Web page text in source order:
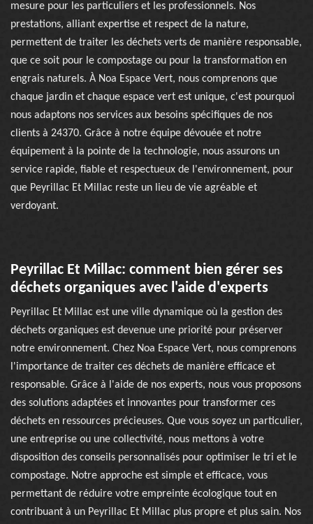
mesure pour les particuliers et les professionnels. Nos
prestations, alliant expertise et respect de la nature,
permettent de traiter les déchets verts de manière responsable,
que ce soit pour le compostage ou pour la transformation en
engrais naturels. À Noa Espace Vert, nous comprenons que
chaque jardin et chaque espace vert est unique, c'est pourquoi
nous adaptons nos services aux besoins spécifiques de nos
clients à 24370. Grâce à notre équipe dévouée et notre
équipement à la pointe de la technologie, nous assurons un
service rapide, fiable et respectueux de l'environnement, pour
que Peyrillac Et Millac reste un lieu de vie agréable et
verdoyant.
Peyrillac Et Millac: comment bien gérer ses
déchets organiques avec l'aide d'experts
Peyrillac Et Millac est une ville dynamique où la gestion des
déchets organiques est devenue une priorité pour préserver
notre environnement. Chez Noa Espace Vert, nous comprenons
l'importance de traiter ces déchets de manière efficace et
responsable. Grâce à l'aide de nos experts, nous vous proposons
des solutions adaptées et innovantes pour transformer ces
déchets en ressources précieuses. Que vous soyez un particulier,
une entreprise ou une collectivité, nous mettons à votre
disposition des conseils personnalisés pour optimiser le tri et le
compostage. Notre approche est simple et efficace, vous
permettant de réduire votre empreinte écologique tout en
contribuant à un Peyrillac Et Millac plus propre et plus sain. Nos